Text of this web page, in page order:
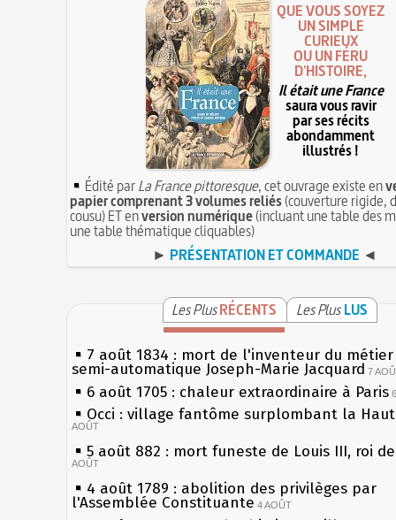
QUE VOUS SOYEZ
UN SIMPLE
CURIEUX
OU UN FÉRU
D'HISTOIRE,
Il était une France
saura vous ravir
par ses récits
abondamment
illustrés !
Édité parLa France pittoresque, cet ouvrage existe en
papier comprenant 3 volumes reliés(couverture rigide,
cousu) ET enversion numérique(incluant une table des
une table thématique cliquables)
► PRÉSENTATION ET COMMANDE ◄
Les PlusRÉCENTS Les Plus LUS
7 août 1834 : mort de l'inventeur du
semi-automatique Joseph-Marie Jacquard 7
6 août 1705 : chaleur extraordinaire à Paris
Occi : village fantôme surplombant la
AOÛT
5 août 882 : mort funeste de Louis III, roi
AOÛT
4 août 1789 : abolition des privilèges par
l'Assemblée Constituante 4 AOÛT